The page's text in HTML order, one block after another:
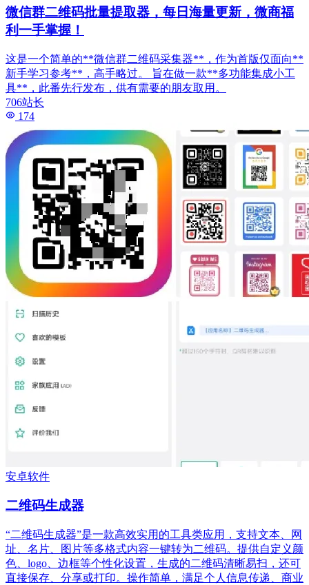
微信群二维码批量提取器，每日海量更新，微商福
利一手掌握！
这是一个简单的**微信群二维码采集器**，作为首版仅面向**
新手学习参考**，高手略过。 旨在做一款**多功能集成小工
具**，此番先行发布，供有需要的朋友取用。
706站长
174
安卓软件
二维码生成器
“二维码生成器”是一款高效实用的工具类应用，支持文本、网
址、名片、图片等多格式内容一键转为二维码。提供自定义颜
色、logo、边框等个性化设置，生成的二维码清晰易扫，还可
直接保存、分享或打印。操作简单，满足个人信息传递、商业